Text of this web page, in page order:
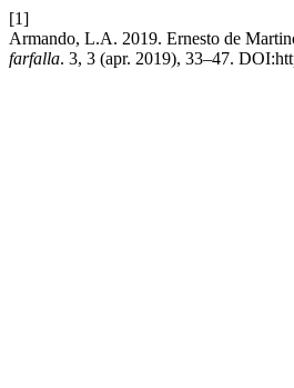
[1]
Armando, L.A. 2019. Ernesto de
farfalla. 3, 3 (apr. 2019), 33–47.